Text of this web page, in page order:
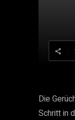
Die
Schritt in